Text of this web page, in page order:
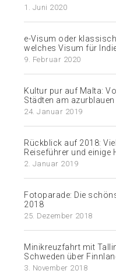
1. Juni 2020
e-Visum oder
welches Visum für
9. Februar 2020
Kultur pur auf Malta:
Städten am azurblauen
24. Januar 2019
Rückblick auf 2018:
Reiseführer und einige
2. Januar 2019
Fotoparade: Die
2018
25. Dezember 2018
Minikreuzfahrt mit
Schweden über
3. November 2018